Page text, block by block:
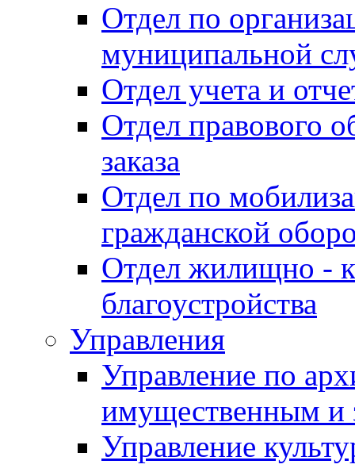
Отдел по
муниципальной
Отдел учета и
Отдел правового
заказа
Отдел по
гражданской
Отдел жилищно -
благоустройства
Управления
Управление по
имущественным и
Управление